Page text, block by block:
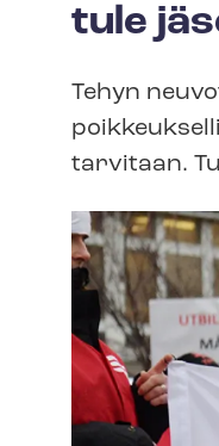
tule
Tehyn
tarvitaan.